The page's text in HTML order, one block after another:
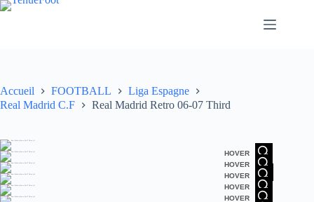
Passer
Accueil FOOTBALL
Liga Espagne
Real Madrid C.F
Real Madrid Retro 06-07 Third
HOVER
HOVER
HOVER
HOVER
HOVER